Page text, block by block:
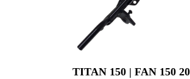
TITAN 150 | FAN 150